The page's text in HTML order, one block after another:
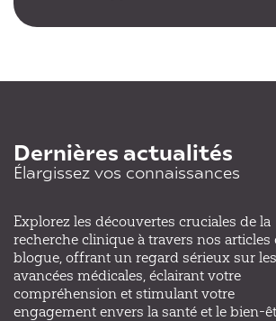
Dernières actualités
Élargissez vos connaissances
Explorez les découvertes cruciales de la
recherche clinique à travers nos articles
blogue, offrant un regard sérieux sur les
avancées médicales, éclairant votre
compréhension et stimulant votre
engagement envers la santé et le bien-